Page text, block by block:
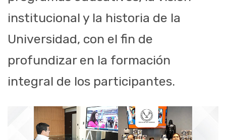
institucional y la historia de la
Universidad, con el fin de
profundizar en la formación
integral de los participantes.